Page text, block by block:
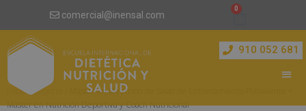
comercial@inensal.com
910 052 681
Inicio/ Deporte
/ Máster en Dirección de Salas de Entrenamiento Polivalente +
Máster en Nutrición Deportiva y Coach Nutricional